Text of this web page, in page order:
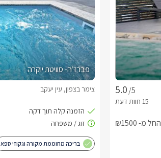
/5
החל מ- ₪1500
פברז’ה- סוויטת יוקרה
צימר בצפון, עין יעקב
בריכה מחוממת מקורה וגקוזי ספא